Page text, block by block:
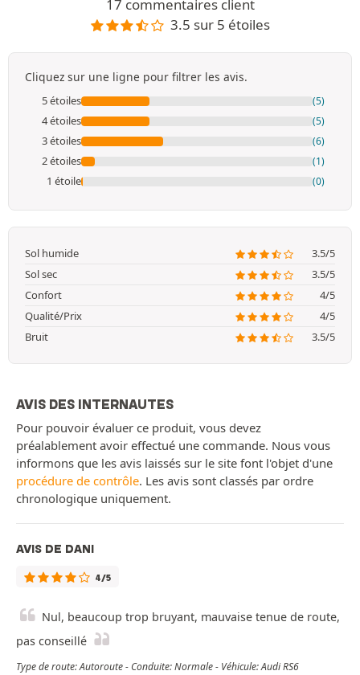
17 commentaires client
3.5 sur 5 étoiles
Cliquez sur une ligne pour filtrer les avis.
5 étoiles (5)
4 étoiles (5)
3 étoiles (6)
2 étoiles (1)
1 étoile (0)
Sol humide
3.5/5
Sol sec
3.5/5
Confort
4/5
Qualité/Prix
4/5
Bruit
3.5/5
AVIS DES INTERNAUTES
Pour pouvoir évaluer ce produit, vous devez
préalablement avoir effectué une commande. Nous vous
informons que les avis laissés sur le site font l'objet d'une
procédure de contrôle. Les avis sont classés par ordre
chronologique uniquement.
AVIS DE DANI
4/5
Nul, beaucoup trop bruyant, mauvaise tenue de route,
pas conseillé
Type de route: Autoroute - Conduite: Normale - Véhicule: Audi RS6